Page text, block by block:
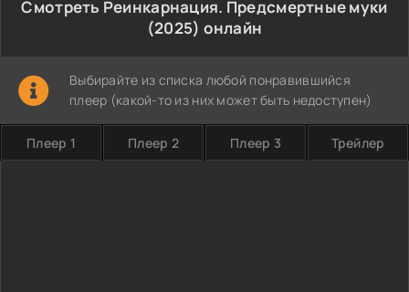
Смотреть Реинкарнация. Предсмертные муки
(2025) онлайн
Выбирайте из списка любой понравившийся
плеер (какой-то из них может быть недоступен)
Плеер 1 Плеер 2 Плеер 3 Трейлер